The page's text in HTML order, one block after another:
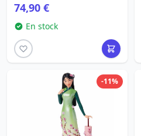
74,90 €
En stock
-11%